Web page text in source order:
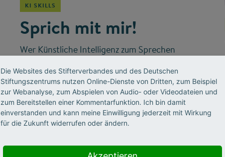
KI SKILLS
Sprich mit mir!
Wer Künstliche Intelligenz zum Sprechen
Im „Prompt-Labor“ des Stifterverbandes
können Hochschullehrer und -lehrerinnen
erfahren, wie man KI-Sprachmodelle
erfolgreich nutzt. Anika Limburg (Hochschule
RheinMain) und Stefan Göllner (KI-Campus |
Stifterverband) berichten im Interview über
Die Websites des Stifterverbandes und des Deutschen
Stiftungszentrums nutzen Online-Dienste von Dritten, zum Beispiel
zur Webanalyse, zum Abspielen von Audio- oder Videodateien und
zum Bereitstellen einer Kommentarfunktion. Ich bin damit
einverstanden und kann meine Einwilligung jederzeit mit Wirkung
für die Zukunft widerrufen oder ändern.